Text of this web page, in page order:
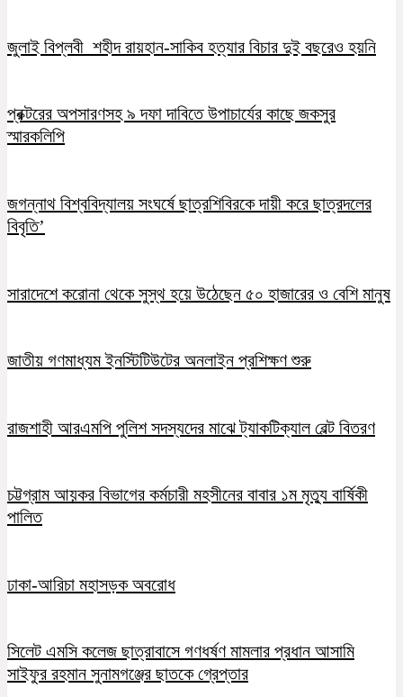
জুলাই বিপ্লবী শহীদ রায়হান-সাকিব হত্যার বিচার দুই বছরেও হয়নি
প্রক্টরের অপসারণসহ ৯ দফা দাবিতে উপাচার্যের কাছে জকসুর
স্মারকলিপি
জগন্নাথ বিশ্ববিদ্যালয় সংঘর্ষে ছাত্রশিবিরকে দায়ী করে ছাত্রদলের
বিবৃতি’
সারাদেশে করোনা থেকে সুস্থ হয়ে উঠেছেন ৫০ হাজারের ও বেশি মানুষ
জাতীয় গণমাধ্যম ইনস্টিটিউটের অনলাইন প্রশিক্ষণ শুরু
রাজশাহী আরএমপি পুলিশ সদস্যদের মাঝে ট্যাকটিক্যাল বেল্ট বিতরণ
চট্টগ্রাম আয়কর বিভাগের কর্মচারী মহসীনের বাবার ১ম মৃত্যু বার্ষিকী
পালিত
ঢাকা-আরিচা মহাসড়ক অবরোধ
সিলেট এমসি কলেজ ছাত্রাবাসে গণধর্ষণ মামলার প্রধান আসামি
সাইফুর রহমান সুনামগঞ্জের ছাতকে গ্রেপ্তার